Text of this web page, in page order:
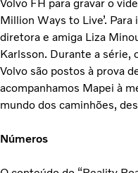
Volvo FH para gravar o
Million Ways to Live’.
diretora e amiga Liza
Karlsson. Durante a série,
Volvo são postos à prova
acompanhamos Mapei à
mundo dos caminhões,
Números